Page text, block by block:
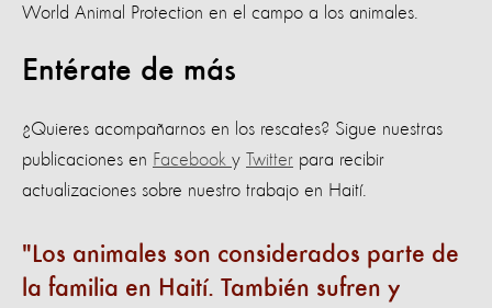
World Animal Protection en el campo a los animales.
Entérate de más
¿Quieres acompañarnos en los rescates? Sigue nuestras
publicaciones en Facebook y Twitter para recibir
actualizaciones sobre nuestro trabajo en Haití.
Los animales son considerados parte de
la familia en Haití. También sufren y